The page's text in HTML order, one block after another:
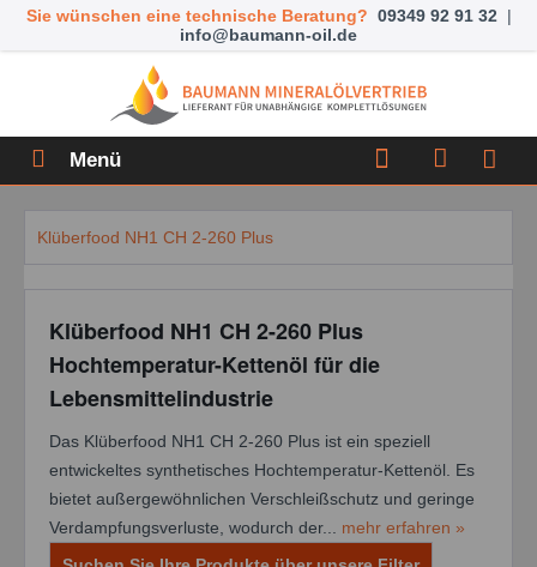
Sie wünschen eine technische Beratung? 09349 92 91 32 |
info@baumann-oil.de
Menü
Klüberfood NH1 CH 2-260 Plus
Klüberfood NH1 CH 2-260 Plus
Hochtemperatur-Kettenöl für die
Lebensmittelindustrie
Das Klüberfood NH1 CH 2-260 Plus ist ein speziell
entwickeltes synthetisches Hochtemperatur-Kettenöl. Es
bietet außergewöhnlichen Verschleißschutz und geringe
Verdampfungsverluste, wodurch der... mehr erfahren »